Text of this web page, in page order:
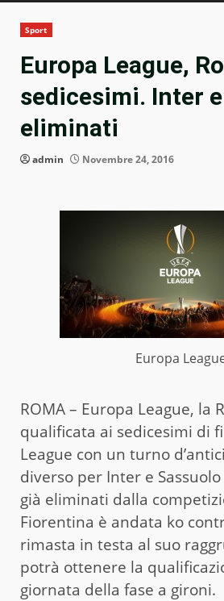
Sport
Europa League,
sedicesimi. Inter
eliminati
admin Novembre 24, 2016
Europa
ROMA – Europa League, la
qualificata ai sedicesimi di
League con un turno
diverso per Inter e
già eliminati dalla
Fiorentina è andata ko
rimasta in testa al suo
potrà ottenere la
giornata della fase a gironi.